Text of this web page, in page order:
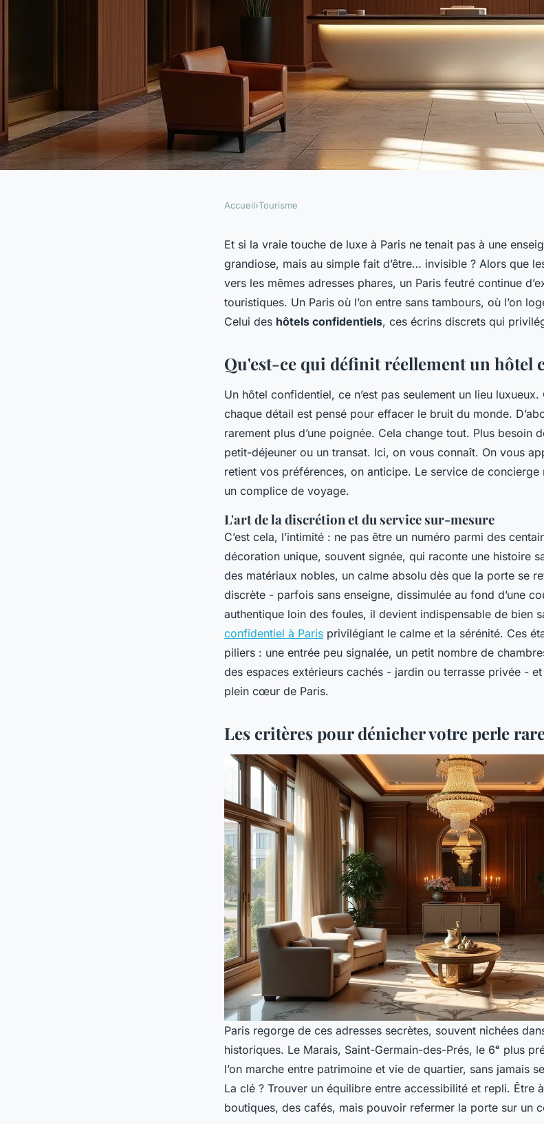
Hôtel confidentiel Paris : un séjour
intime dans le luxe
10 min de lecture
Accueil›Tourisme
Et si la vraie touche de luxe à Paris ne tenait pas à une
grandiose, mais au simple fait d’être… invisible ? Alors que
vers les mêmes adresses phares, un Paris feutré continue
touristiques. Un Paris où l’on entre sans tambours, où l’on
Celui des hôtels confidentiels, ces écrins discrets qui
Qu'est-ce qui définit réellement un hôtel
Un hôtel confidentiel, ce n’est pas seulement un lieu luxueux.
chaque détail est pensé pour effacer le bruit du monde.
rarement plus d’une poignée. Cela change tout. Plus besoin
petit-déjeuner ou un transat. Ici, on vous connaît. On vous
retient vos préférences, on anticipe. Le service de concierge
un complice de voyage.
L'art de la discrétion et du service sur-mesure
C’est cela, l’intimité : ne pas être un numéro parmi des
décoration unique, souvent signée, qui raconte une histoire
des matériaux nobles, un calme absolu dès que la porte se
discrète - parfois sans enseigne, dissimulée au fond d’une
authentique loin des foules, il devient indispensable de bien
confidentiel à Paris privilégiant le calme et la sérénité. Ces
piliers : une entrée peu signalée, un petit nombre de
des espaces extérieurs cachés - jardin ou terrasse privée -
plein cœur de Paris.
Les critères pour dénicher votre perle
Paris regorge de ces adresses secrètes, souvent nichées
historiques. Le Marais, Saint-Germain-des-Prés, le 6ᵉ plus
l’on marche entre patrimoine et vie de quartier, sans jamais
La clé ? Trouver un équilibre entre accessibilité et repli. Être
boutiques, des cafés, mais pouvoir refermer la porte sur un